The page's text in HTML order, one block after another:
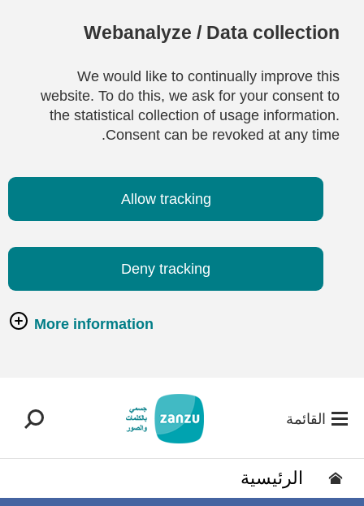
Webanalyze / Data collection
We would like to continually improve this
website. To do this, we ask for your consent to
the statistical collection of usage information.
Consent can be revoked at any time.
Allow tracking
Deny tracking
More information
القائمة
الرئيسية